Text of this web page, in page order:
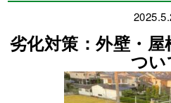
劣化対策：外壁・
つい